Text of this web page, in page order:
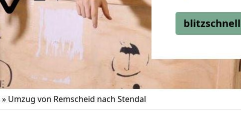
» Umzug von Remscheid nach Stendal